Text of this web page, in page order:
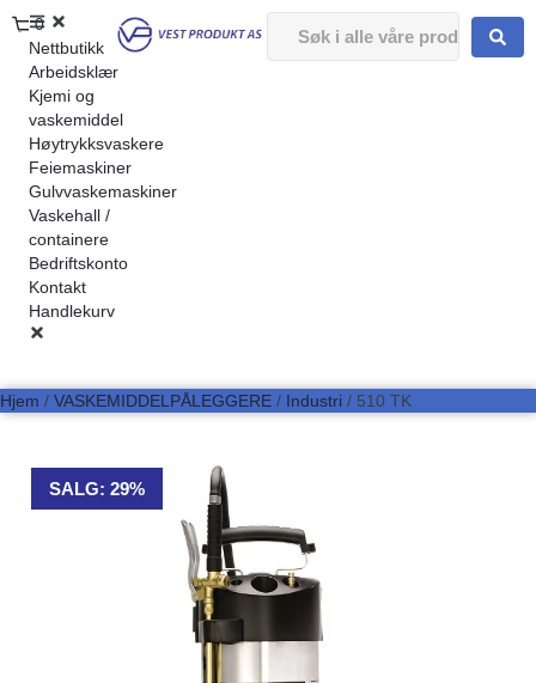
0
Nettbutikk
Arbeidsklær
Kjemi og
vaskemiddel
Høytrykksvaskere
Feiemaskiner
Gulvvaskemaskiner
Vaskehall /
containere
Bedriftskonto
Kontakt
Handlekurv
Hjem / VASKEMIDDELPÅLEGGERE / Industri / 510 TK
SALG: 29%